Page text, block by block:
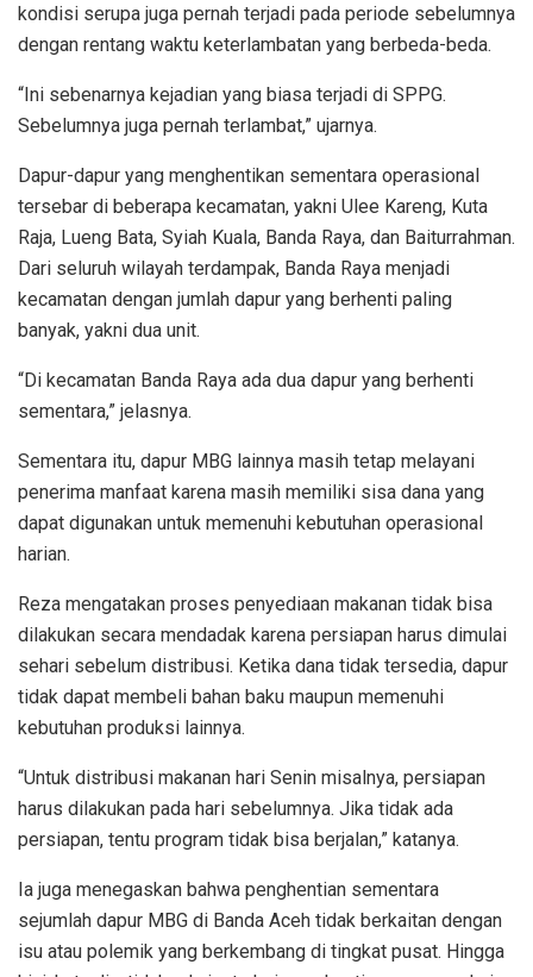
kondisi serupa juga pernah terjadi pada periode sebelumnya
dengan rentang waktu keterlambatan yang berbeda-beda.
“Ini sebenarnya kejadian yang biasa terjadi di SPPG.
Sebelumnya juga pernah terlambat,” ujarnya.
Dapur-dapur yang menghentikan sementara operasional
tersebar di beberapa kecamatan, yakni Ulee Kareng, Kuta
Raja, Lueng Bata, Syiah Kuala, Banda Raya, dan Baiturrahman.
Dari seluruh wilayah terdampak, Banda Raya menjadi
kecamatan dengan jumlah dapur yang berhenti paling
banyak, yakni dua unit.
“Di kecamatan Banda Raya ada dua dapur yang berhenti
sementara,” jelasnya.
Sementara itu, dapur MBG lainnya masih tetap melayani
penerima manfaat karena masih memiliki sisa dana yang
dapat digunakan untuk memenuhi kebutuhan operasional
harian.
Reza mengatakan proses penyediaan makanan tidak bisa
dilakukan secara mendadak karena persiapan harus dimulai
sehari sebelum distribusi. Ketika dana tidak tersedia, dapur
tidak dapat membeli bahan baku maupun memenuhi
kebutuhan produksi lainnya.
“Untuk distribusi makanan hari Senin misalnya, persiapan
harus dilakukan pada hari sebelumnya. Jika tidak ada
persiapan, tentu program tidak bisa berjalan,” katanya.
Ia juga menegaskan bahwa penghentian sementara
sejumlah dapur MBG di Banda Aceh tidak berkaitan dengan
isu atau polemik yang berkembang di tingkat pusat. Hingga